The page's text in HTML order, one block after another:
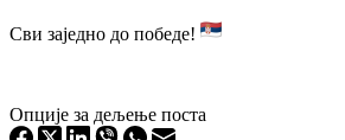
Сви заједно до победе!
Опције за дељење поста